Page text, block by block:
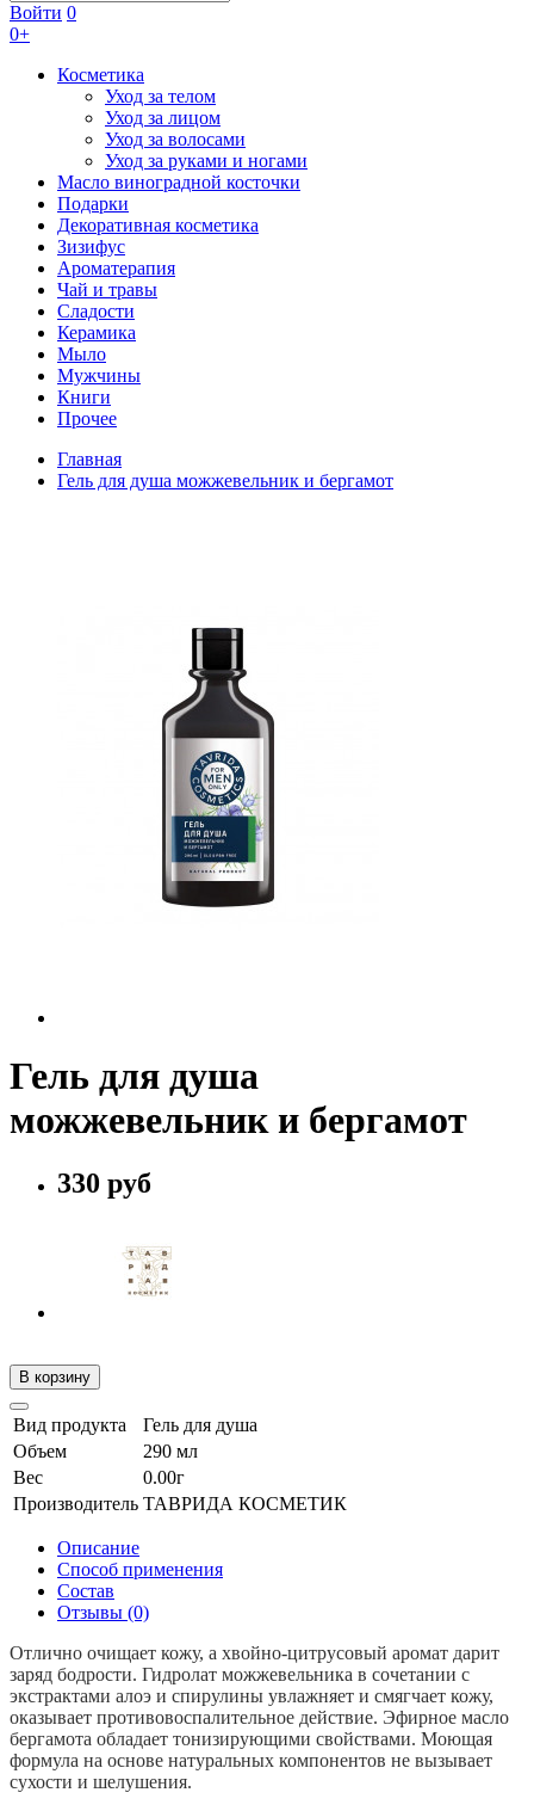
Войти 0
0+
Косметика
Уход за телом
Уход за лицом
Уход за волосами
Уход за руками и ногами
Масло виноградной косточки
Подарки
Декоративная косметика
Зизифус
Ароматерапия
Чай и травы
Сладости
Керамика
Мыло
Мужчины
Книги
Прочее
Главная
Гель для душа можжевельник и бергамот
Гель для душа
можжевельник и бергамот
330 руб
В корзину
Вид продукта
Гель для душа
Объем
290 мл
Вес
0.00г
Производитель ТАВРИДА КОСМЕТИК
Описание
Способ применения
Состав
Отзывы (0)
Отлично очищает кожу, а хвойно-цитрусовый аромат дарит
заряд бодрости. Гидролат можжевельника в сочетании с
экстрактами алоэ и спирулины увлажняет и смягчает кожу,
оказывает противовоспалительное действие. Эфирное масло
бергамота обладает тонизирующими свойствами. Моющая
формула на основе натуральных компонентов не вызывает
сухости и шелушения.